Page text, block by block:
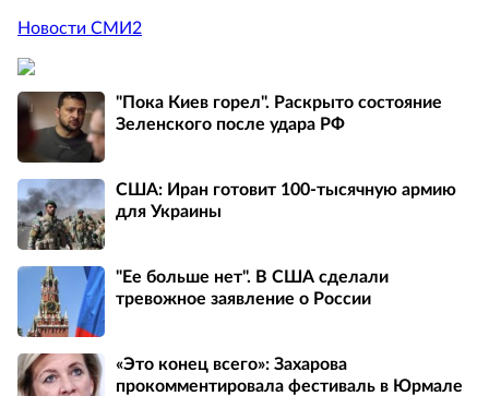
Новости СМИ2
"Пока Киев горел". Раскрыто состояние
Зеленского после удара РФ
США: Иран готовит 100-тысячную армию
для Украины
"Ее больше нет". В США сделали
тревожное заявление о России
«Это конец всего»: Захарова
прокомментировала фестиваль в Юрмале